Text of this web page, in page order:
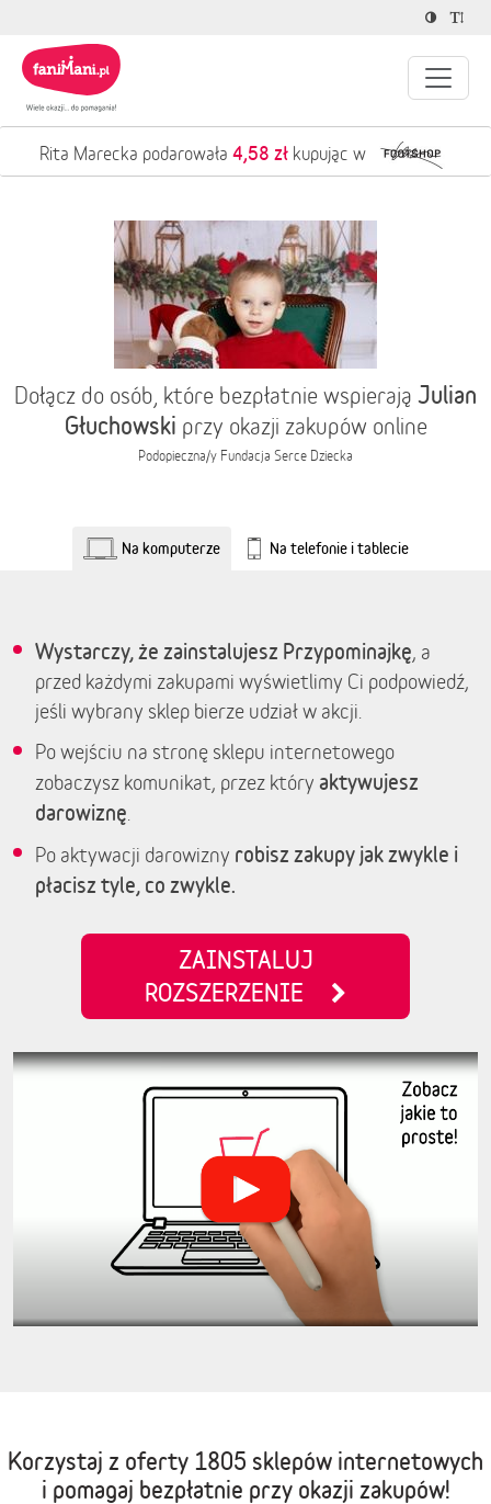
Rita Marecka podarowała 4,58 złkupując w
Dołącz do osób, które bezpłatnie wspierają Julian
Głuchowski przy okazji zakupów online
Podopieczna/y Fundacja Serce Dziecka
Na komputerze Na telefonie i tablecie
Wystarczy, że zainstalujesz Przypominajkę, a
przed każdymi zakupami wyświetlimy Ci podpowiedź,
jeśli wybrany sklep bierze udział w akcji.
Po wejściu na stronę sklepu internetowego
zobaczysz komunikat, przez który aktywujesz
darowiznę
Po aktywacji darowizny robisz zakupy jak zwykle i
płacisz tyle, co zwykle.
ZAINSTALUJ
ROZSZERZENIE
Korzystaj z oferty 1805 sklepów internetowych
i pomagaj bezpłatnie przy okazji zakupów!